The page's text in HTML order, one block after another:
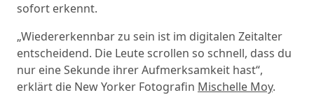
sofort erkennt.
„Wiedererkennbar zu sein ist im digitalen Zeitalter
entscheidend. Die Leute scrollen so schnell, dass du
nur eine Sekunde ihrer Aufmerksamkeit hast“,
erklärt die New Yorker Fotografin Mischelle Moy.